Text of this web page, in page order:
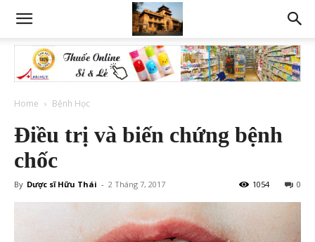
Home Bệnh Học
Điều trị và biến chứng bệnh
chốc
By Dược sĩ Hữu Thái - 2 Tháng 7, 2017 0
1054